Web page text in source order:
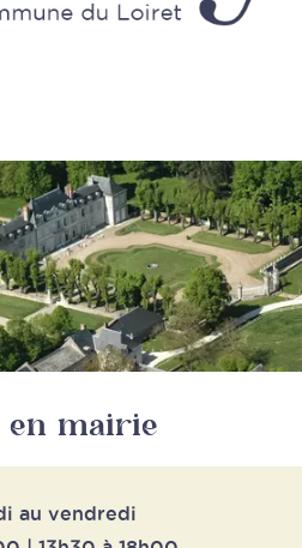
Retour
en mairie
au vendredi